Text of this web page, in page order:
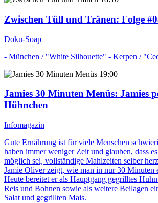
Zwischen Tüll und Tränen: Folge
Doku-Soap
- München / "White Silhouette" - Kerpen /
19:00
Jamies 30 Minuten Menüs: Jamies
Hühnchen
Infomagazin
Gute Ernährung ist für viele Menschen
haben immer weniger Zeit und glauben, dass
möglich sei, vollständige Mahlzeiten selber
Jamie Oliver zeigt, wie man in nur 30 Minuten
Heute bereitet er als Hauptgang gegrilltes
Reis und Bohnen sowie als weitere Beilagen
Salat und gegrillten Mais.